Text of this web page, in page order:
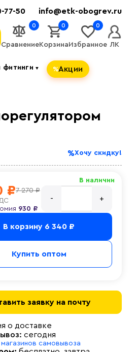
77-50 info@etk-obogrev.ru
Сравнение
0
Корзина
0
Избранное
0
ЛК
фитинги▼ Акции
Хочу скидку!
В наличии
₽7 270 ₽
930 ₽
В корзину 6 340 ₽
Купить оптом
заявку на почту
о доставке
сегодня
самовывоза